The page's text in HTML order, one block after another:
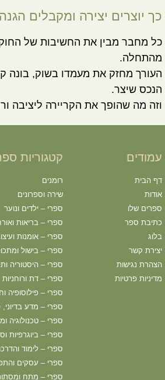
כך יוצרים יצירה ומקבלים
כל מחבר מבין את החשיבות של
מהתחלה.
העורך מחזק את מעמדו בשוק, בונה
הנכס שיצר.
וזה מה שהופך את הקריירה ליציבה
עמודים
דף הבית
אודות
ספרים שלו
כתיבת ספר
בלוג
יצירת קשר
הצהרת נגישות
מדיניות פרטיות
קטגוריות
רומנים
שירה וספרונים
ספרי – ילדים ונוער
ספרי – בריאות
ספרי – אומנות
ספרי – בישול
ספרי – היסטוריה
ספרי – דת ורוחניות
ספרי – פילוסופיה
ספרי – מדע בדיוני,
ספרי – טכנולוגיה
ספרי – ביוגרפיות
ספרי – לימוד
ספרי – עסקים
ספרי – מתח